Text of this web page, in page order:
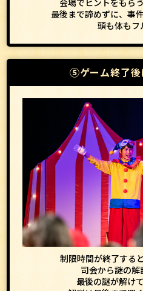
会場でヒントをもら
最後まで諦めずに、事
頭も体もフ
⑤ゲーム終了後
制限時間が終了する
司会から謎の解
最後の謎が解け